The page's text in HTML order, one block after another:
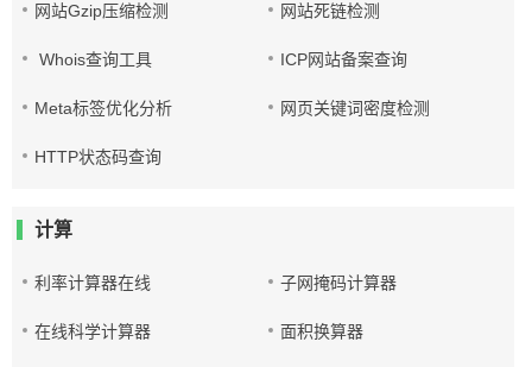
网站Gzip压缩检测 网站死链检测
Whois查询工具 ICP网站备案查询
Meta标签优化分析 网页关键词密度检测
HTTP状态码查询
计算
利率计算器在线 子网掩码计算器
在线科学计算器 面积换算器